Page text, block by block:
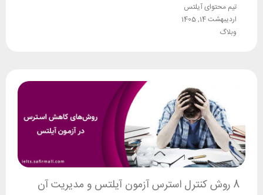
تیم محتوای آیلتس
اردیبهشت 14, 1405
وبلاگ
8 روش کنترل استرس آزمون آیلتس و مدیریت آن